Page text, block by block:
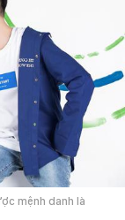
mệnh danh là